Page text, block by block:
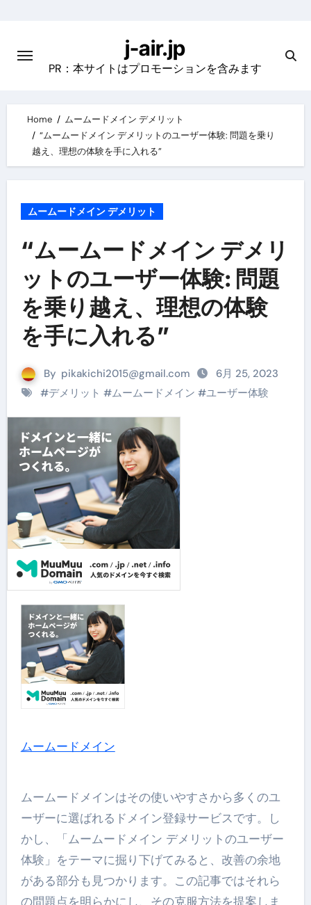
content
j-air.jp
PR：本サイトはプロモーションを含みます
Home
ムームードメイン デメリット
“ムームードメイン デメリットのユーザー体験: 問題を乗り
越え、理想の体験を手に入れる”
ムームードメイン デメリット
“ムームードメイン デメリ
ットのユーザー体験: 問題
を乗り越え、理想の体験
を手に入れる”
By pikakichi2015@gmail.com
6月 25, 2023
#デメリット #ムームードメイン #ユーザー体験
ムームードメイン
ムームードメインはその使いやすさから多くのユ
ーザーに選ばれるドメイン登録サービスです。し
かし、「ムームードメイン デメリットのユーザー
体験」をテーマに掘り下げてみると、改善の余地
がある部分も見つかります。この記事ではそれら
の問題点を明らかにし、その克服方法を提案しま